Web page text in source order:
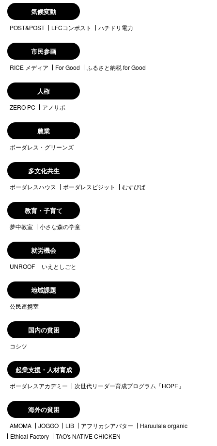
気候変動
POST&POST LFCコンポスト ハチドリ電力
市民参画
RICE メディア For Good ふるさと納税 for Good
人権
ZERO PC アノサポ
農業
ボーダレス・グリーンズ
多文化共生
ボーダレスハウス ボーダレスビジット むすびば
教育・子育て
夢中教室 小さな森の学童
就労機会
UNROOF いえとしごと
地域課題
公民連携室
国内の貧困
コシツ
起業支援・人材育成
ボーダレスアカデミー 次世代リーダー育成プログラム「HOPE」
海外の貧困
AMOMA JOGGO LIB アフリカシアバター
Haruulala organic
Ethical Factory
TAO's NATIVE CHICKEN